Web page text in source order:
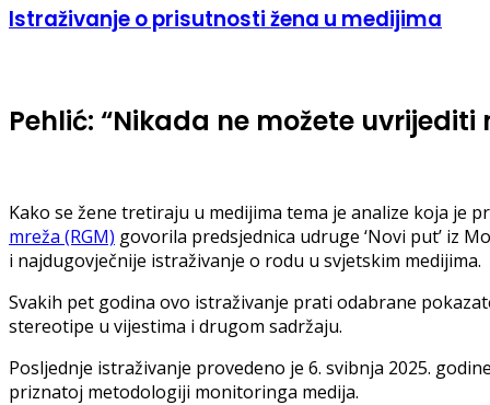
Istraživanje o prisutnosti žena u medijima
Pehlić: “Nikada ne možete
Kako se žene tretiraju u medijima tema je analize koja je
mreža (RGM) govorila predsjednica udruge ‘Novi put’ iz
i najdugovječnije istraživanje o rodu u svjetskim medijima.
Svakih pet godina ovo istraživanje prati odabrane
stereotipe u vijestima i drugom sadržaju.
Posljednje istraživanje provedeno je 6. svibnja 2025.
priznatoj metodologiji monitoringa medija.